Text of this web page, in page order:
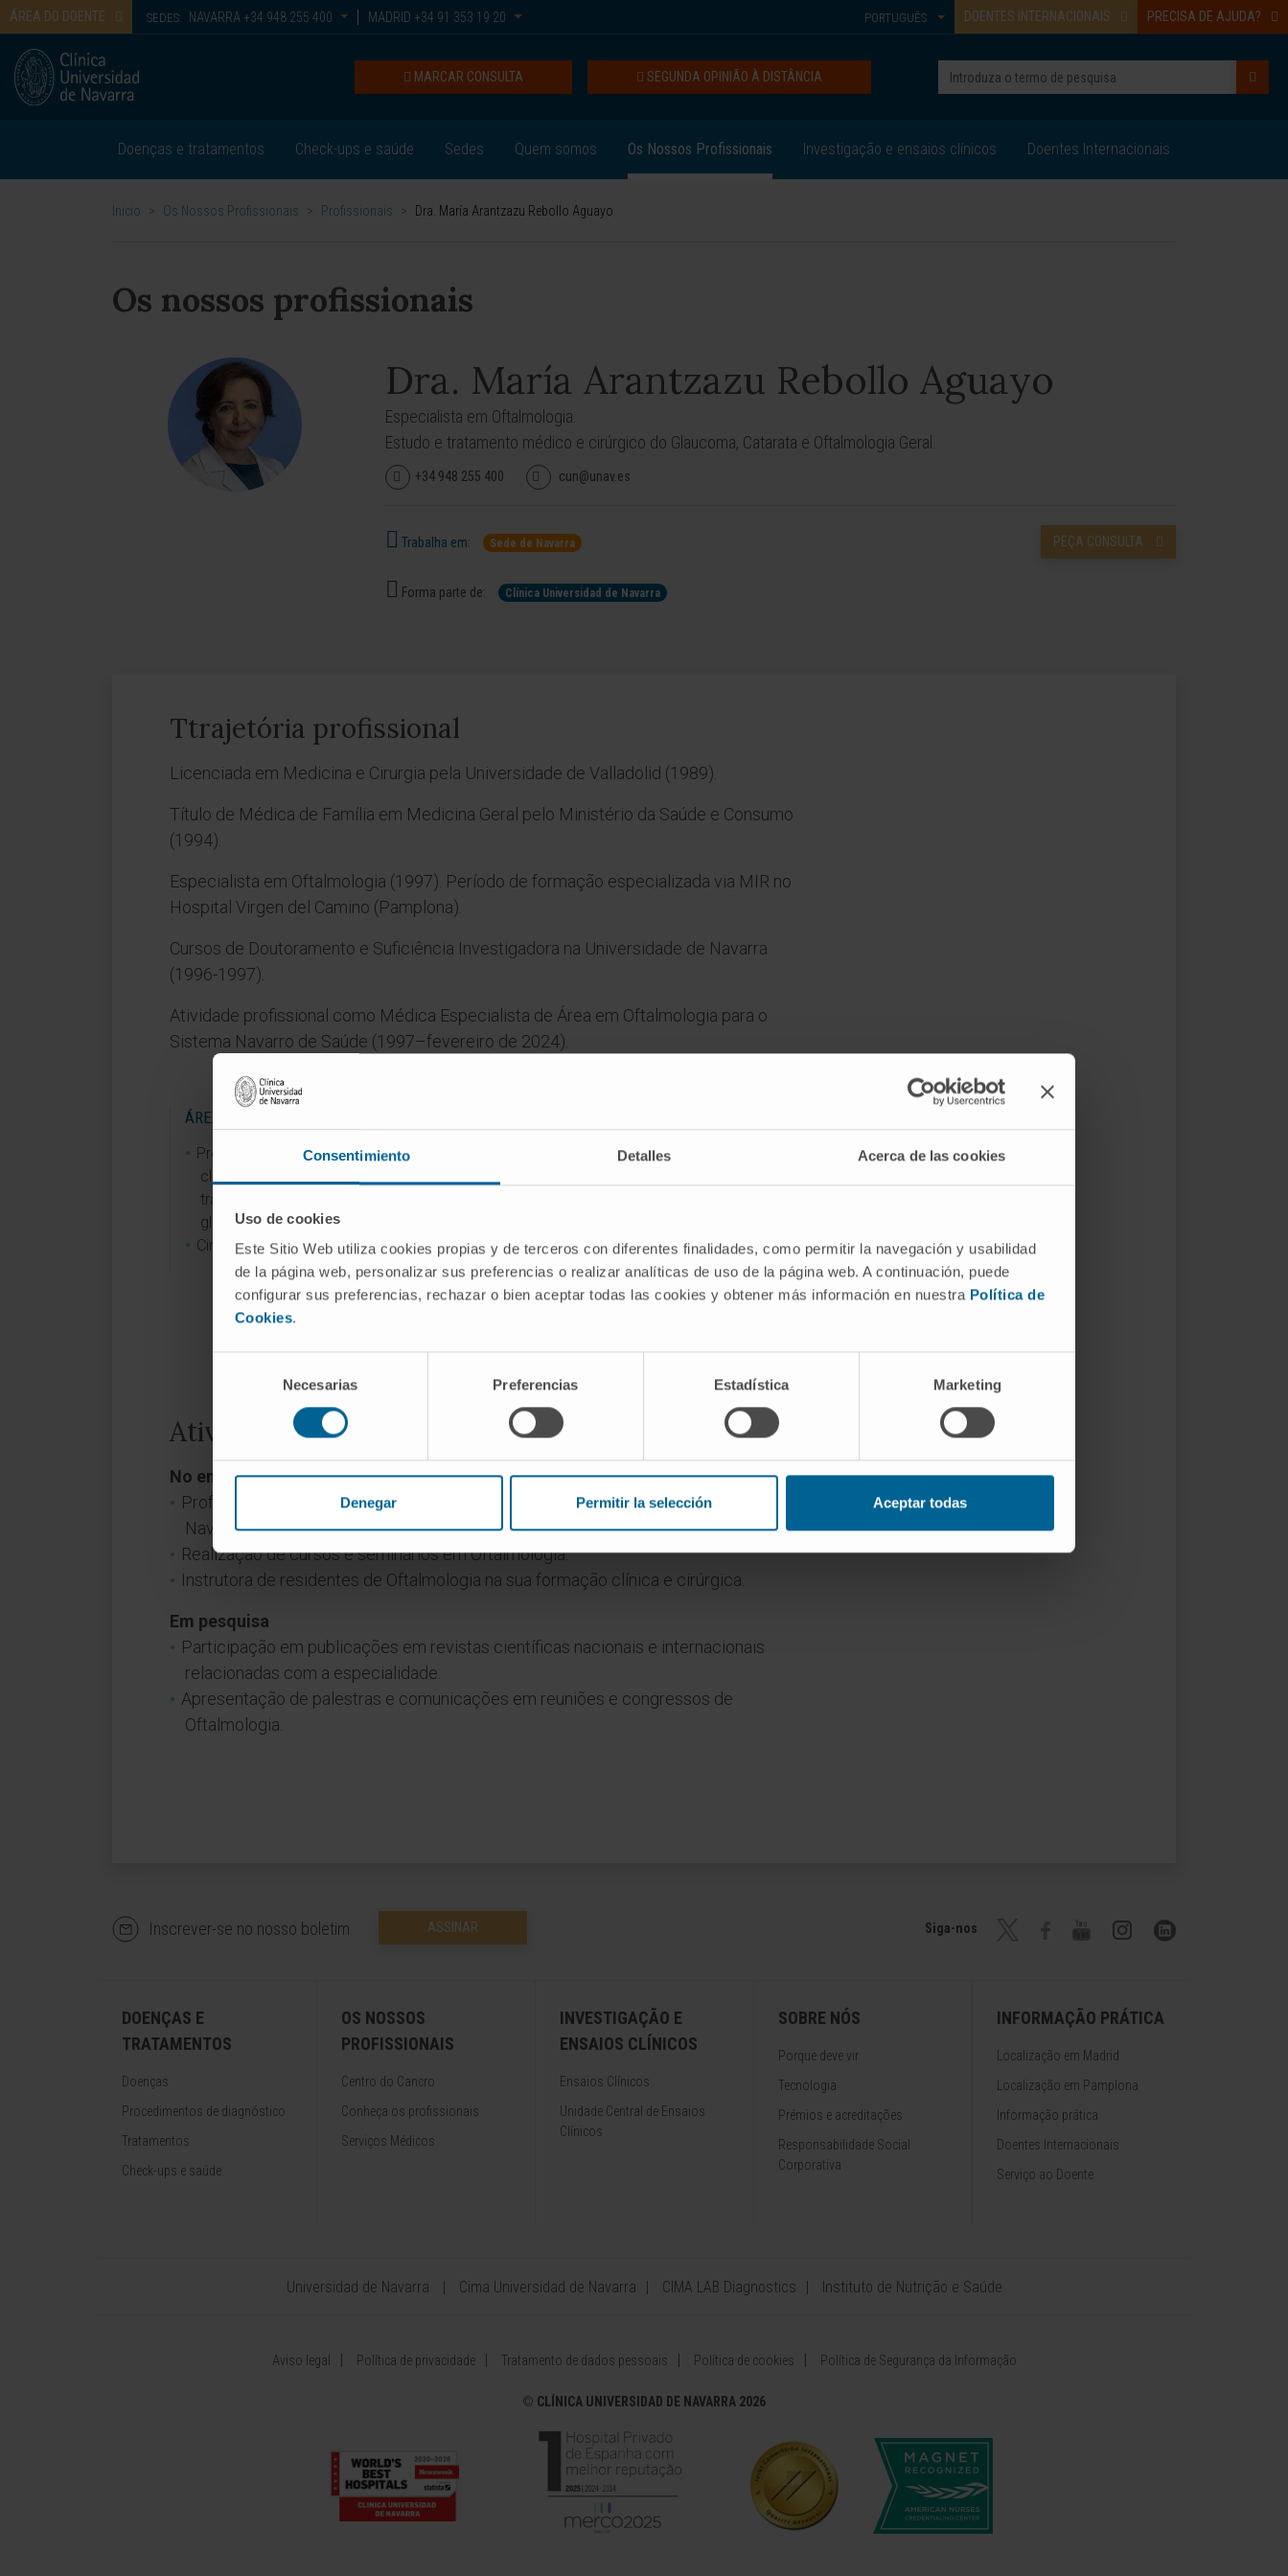
Consentimiento Detalles Acerca de las cookies
Uso de cookies
Este Sitio Web utiliza cookies propias y de terceros con diferentes finalidades, como permitir la navegación y usabilidad
de la página web, personalizar sus preferencias o realizar analíticas de uso de la página web. A continuación, puede
configurar sus preferencias, rechazar o bien aceptar todas las cookies y obtener más información en nuestra Política de
Cookies.
consentimiento
Necesarias Preferencias Estadística Marketing
Denegar Permitir la selección Aceptar todas
ÁREA DO DOENTE SEDES: NAVARRA +34 948 255 400 MADRID +34 91 353 19 20 DOENTES INTERNACIONAIS PRECISA DE AJUDA?
PORTUGUÊS
SEGUNDA OPINIÃO À DISTÂNCIA
MARCAR CONSULTA
Doenças e tratamentos Check-ups e saúde Sedes Quem somos Os Nossos Profissionais Investigação e ensaios clínicos Doentes Internacionais
Inicio > Os Nossos Profissionais > Profissionais > Dra. María Arantzazu Rebollo Aguayo
Os nossos profissionais
Dra. María Arantzazu Rebollo Aguayo
Especialista em Oftalmologia.
Estudo e tratamento médico e cirúrgico do Glaucoma, Catarata e Oftalmologia Geral.
+34 948 255 400 cun@unav.es
Trabalha em: Sede de Navarra PEÇA CONSULTA
Forma parte de: Clínica Universidad de Navarra
Ttrajetória profissional
Licenciada em Medicina e Cirurgia pela Universidade de Valladolid (1989).
Título de Médica de Família em Medicina Geral pelo Ministério da Saúde e Consumo
(1994).
Especialista em Oftalmologia (1997). Período de formação especializada via MIR no
Hospital Virgen del Camino (Pamplona).
Cursos de Doutoramento e Suficiência Investigadora na Universidade de Navarra
(1996-1997).
Atividade profissional como Médica Especialista de Área em Oftalmologia para o
Sistema Navarro de Saúde (1997–fevereiro de 2024).
ÁREAS DE INTERESSE
Promoção da qualidade da prática
clínica no diagnóstico precoce e no
tratamento médico e cirúrgico do
glaucoma.
Cirurgia da catarata.
Atividade
No ensino
Professora clínica associada da Faculdade de Medicina da Universidade de
Navarra (2000-2024).
Realização de cursos e seminários em Oftalmologia.
Instrutora de residentes de Oftalmologia na sua formação clínica e cirúrgica.
Em pesquisa
Participação em publicações em revistas científicas nacionais e internacionais
relacionadas com a especialidade.
Apresentação de palestras e comunicações em reuniões e congressos de
Oftalmologia.
Inscrever-se no nosso boletim ASSINAR Siga-nos
DOENÇAS E
TRATAMENTOS
Doenças
Procedimentos de diagnóstico
Tratamentos
Check-ups e saúde
OS NOSSOS
PROFISSIONAIS
Centro do Cancro
Conheça os profissionais
Serviços Médicos
INVESTIGAÇÃO E
ENSAIOS CLÍNICOS
Ensaios Clínicos
Unidade Central de Ensaios
Clínicos
SOBRE NÓS
Porque deve vir
Tecnologia
Prémios e acreditações
Responsabilidade Social
Corporativa
INFORMAÇÃO PRÁTICA
Localização em Madrid
Localização em Pamplona
Informação prática
Doentes Internacionais
Serviço ao Doente
Universidad de Navarra Cima Universidad de Navarra CIMA LAB Diagnostics Instituto de Nutrição e Saúde
Aviso legal Política de privacidade Tratamento de dados pessoais Política de cookies Política de Segurança da Informação
© CLÍNICA UNIVERSIDAD DE NAVARRA 2026